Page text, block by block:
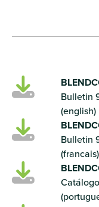
Bulletin
(english)
Bulletin
(francais)